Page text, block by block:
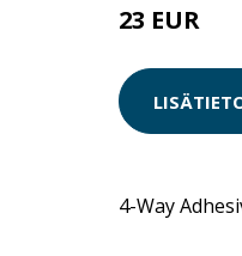
23 EUR
4-Way